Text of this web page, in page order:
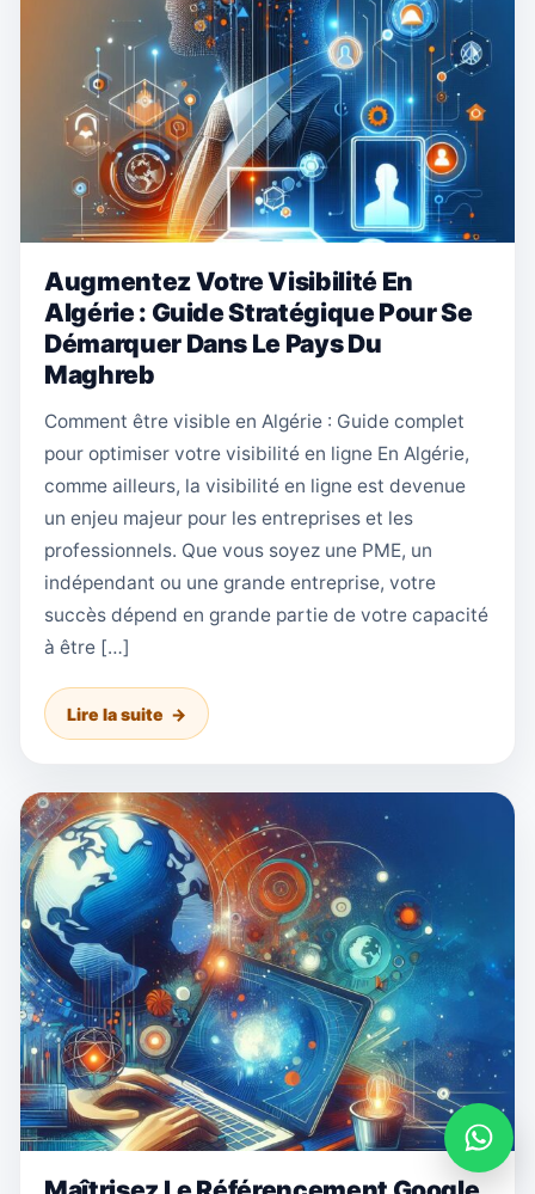
Augmentez Votre Visibilité En
Algérie : Guide Stratégique Pour Se
Démarquer Dans Le Pays Du
Maghreb
Comment être visible en Algérie : Guide complet
pour optimiser votre visibilité en ligne En Algérie,
comme ailleurs, la visibilité en ligne est devenue
un enjeu majeur pour les entreprises et les
professionnels. Que vous soyez une PME, un
indépendant ou une grande entreprise, votre
succès dépend en grande partie de votre capacité
à être […]
Lire la suite